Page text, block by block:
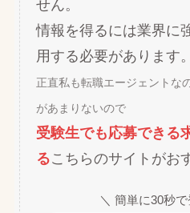
せん。
情報を得るには業界に
用する必要があります。
正直私も転職エージェントな
があまりないので
受験生でも応募できる
るこちらのサイトがお
＼ 簡単に30秒